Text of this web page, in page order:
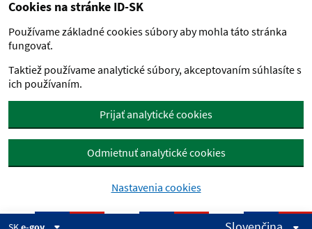
Preskočiť na hlavný obsah
Cookies na stránke ID-SK
Používame základné cookies súbory aby mohla táto stránka
fungovať.
Taktiež používame analytické súbory, akceptovaním súhlasíte s
ich používaním.
Prijať analytické cookies
Odmietnuť analytické cookies
Nastavenia cookies